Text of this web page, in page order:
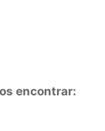
encontrar: